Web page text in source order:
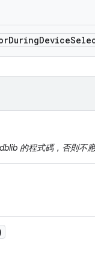
DuringDevice
的程式碼，否則不